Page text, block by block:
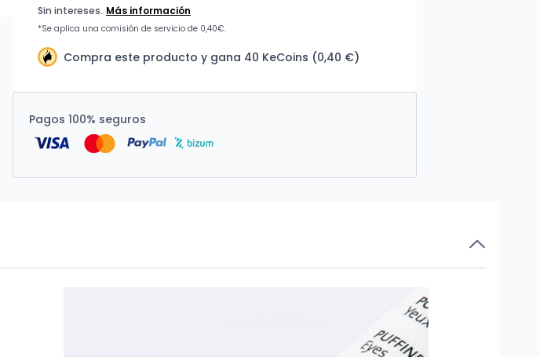
Compra este producto y gana 40 KeCoins (0,40 €)
Pagos 100% seguros